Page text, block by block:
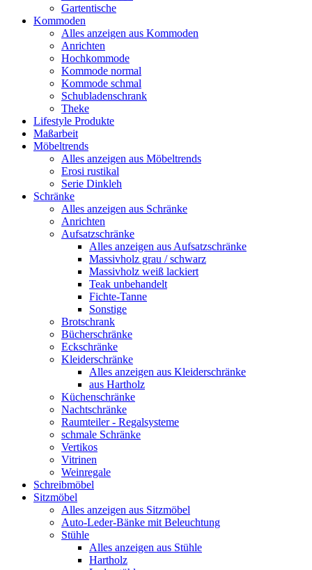
Gartentische
Kommoden
Alles anzeigen aus Kommoden
Anrichten
Hochkommode
Kommode normal
Kommode schmal
Schubladenschrank
Theke
Lifestyle Produkte
Maßarbeit
Möbeltrends
Alles anzeigen aus Möbeltrends
Erosi rustikal
Serie Dinkleh
Schränke
Alles anzeigen aus Schränke
Anrichten
Aufsatzschränke
Alles anzeigen aus Aufsatzschränke
Massivholz grau / schwarz
Massivholz weiß lackiert
Teak unbehandelt
Fichte-Tanne
Sonstige
Brotschrank
Bücherschränke
Eckschränke
Kleiderschränke
Alles anzeigen aus Kleiderschränke
aus Hartholz
Küchenschränke
Nachtschränke
Raumteiler - Regalsysteme
schmale Schränke
Vertikos
Vitrinen
Weinregale
Schreibmöbel
Sitzmöbel
Alles anzeigen aus Sitzmöbel
Auto-Leder-Bänke mit Beleuchtung
Stühle
Alles anzeigen aus Stühle
Hartholz